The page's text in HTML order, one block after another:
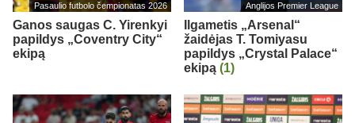
Pasaulio futbolo čempionatas 2026
Ganos saugas C. Yirenkyi
papildys „Coventry City“
ekipą
Anglijos Premier League
Ilgametis „Arsenal“
žaidėjas T. Tomiyasu
papildys „Crystal Palace“
ekipą (1)